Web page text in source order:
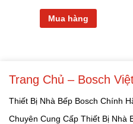
Mua hàng
Trang Chủ – Bosch
Thiết Bị Nhà Bếp Bosch Chính
Chuyên Cung Cấp Thiết Bị Nhà